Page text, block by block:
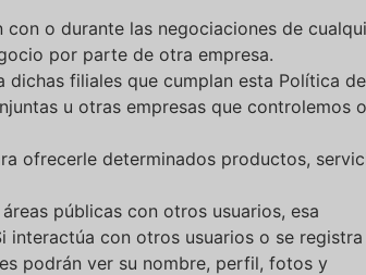
o durante las negociaciones de
por parte de otra empresa.
filiales que cumplan esta Política de
u otras empresas que controlemos
ofrecerle determinados productos,
públicas con otros usuarios, esa
con otros usuarios o se registra
podrán ver su nombre, perfil, fotos y